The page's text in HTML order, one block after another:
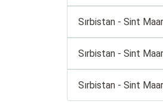
Sırbistan - Sint
Sırbistan - Sint
Sırbistan - Sint